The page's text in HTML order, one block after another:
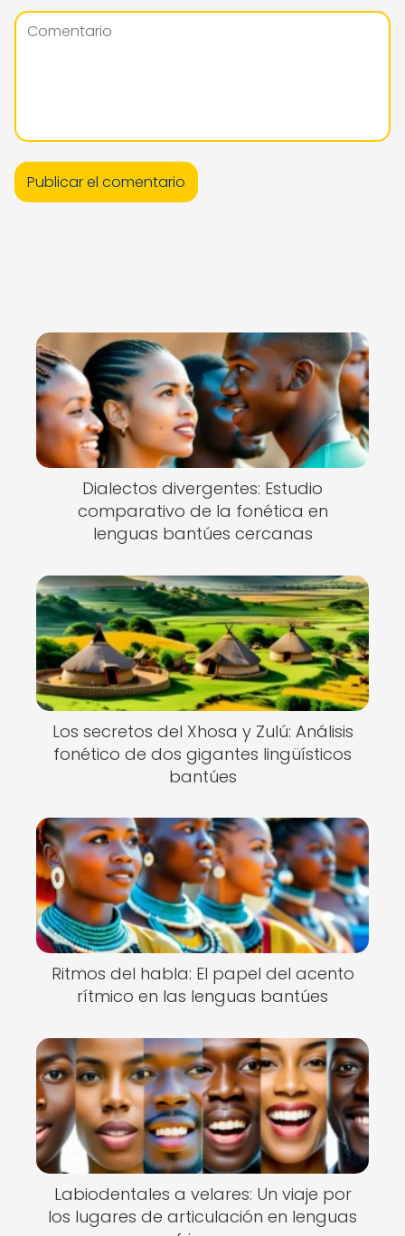
Dialectos divergentes: Estudio
comparativo de la fonética en
lenguas bantúes cercanas
Los secretos del Xhosa y Zulú: Análisis
fonético de dos gigantes lingüísticos
bantúes
Ritmos del habla: El papel del acento
rítmico en las lenguas bantúes
Labiodentales a velares: Un viaje por
los lugares de articulación en lenguas